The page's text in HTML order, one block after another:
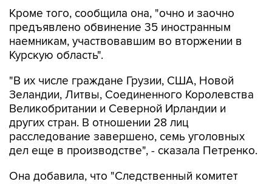
Кроме того, сообщила она, "очно и заочно
предъявлено обвинение 35 иностранным
наемникам, участвовавшим во вторжении в
Курскую область".
"В их числе граждане Грузии, США, Новой
Зеландии, Литвы, Соединенного Королевства
Великобритании и Северной Ирландии и
других стран. В отношении 28 лиц
расследование завершено, семь уголовных
дел еще в производстве", - сказала Петренко.
Она добавила, что "Cледственный комитет